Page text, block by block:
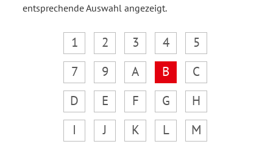
entsprechende Auswahl angezeigt.
1 2 3 4
5
7
9 A B
C
D
E F G
H
I
J K L
M